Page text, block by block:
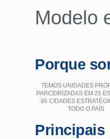
Modelo
Porque
TEMOS UNIDADES
PARCEIRIZADAS EM 25
85 CIDADES
TODO O PAÍS
Principais